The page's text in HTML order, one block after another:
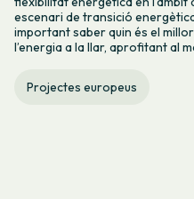
escenari de transició
important saber quin és el
l’energia a la llar, aprofitant al
Projectes europeus